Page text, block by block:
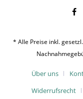
* Alle Preise inkl.
Über uns
Widerrufsrecht